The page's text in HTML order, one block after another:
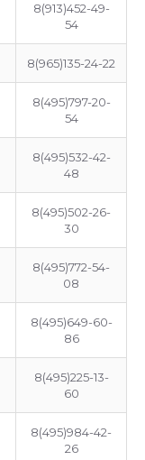
8(913)452-49-
54
8(965)135-24-22
8(495)797-20-
54
8(495)532-42-
48
8(495)502-26-
30
8(495)772-54-
08
8(495)649-60-
86
8(495)225-13-
60
8(495)984-42-
26